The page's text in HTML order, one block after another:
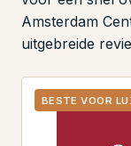
Amsterdam
uitgebreide
BESTE VOOR